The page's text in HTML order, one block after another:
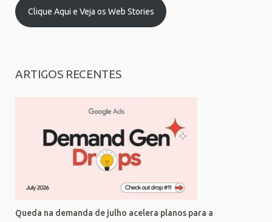
Clique Aqui e Veja os Web Stories
ARTIGOS RECENTES
Queda na demanda de julho acelera planos para a